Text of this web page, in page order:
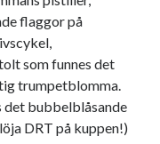
flaggor på
som funnes det
trumpetblomma.
det bubbelblåsande
DRT på kuppen!)